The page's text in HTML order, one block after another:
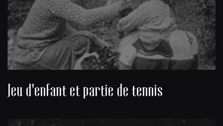
Jeu d'enfant et partie de tennis